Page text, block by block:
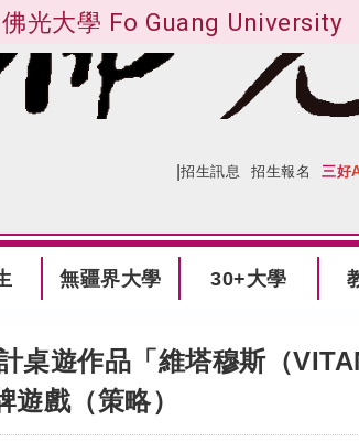
佛光大學 Fo Guang University
|招生訊息 招生報名 三好
無疆界大學 30+大學
桌遊作品「維塔穆斯（
戲（策略）